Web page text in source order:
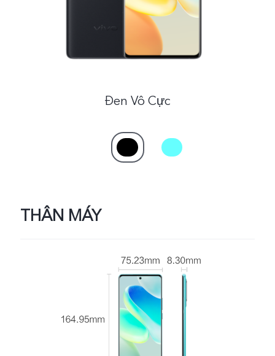
Việt Nam | Chọn quốc gia/khu vực
Đen Vô Cực
THÂN MÁY